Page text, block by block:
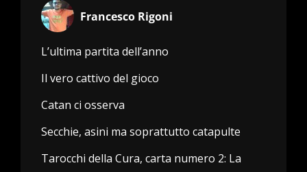
Francesco Rigoni
L’ultima partita dell’anno
Il vero cattivo del gioco
Catan ci osserva
Secchie, asini ma soprattutto catapulte
Tarocchi della Cura, carta numero 2: La